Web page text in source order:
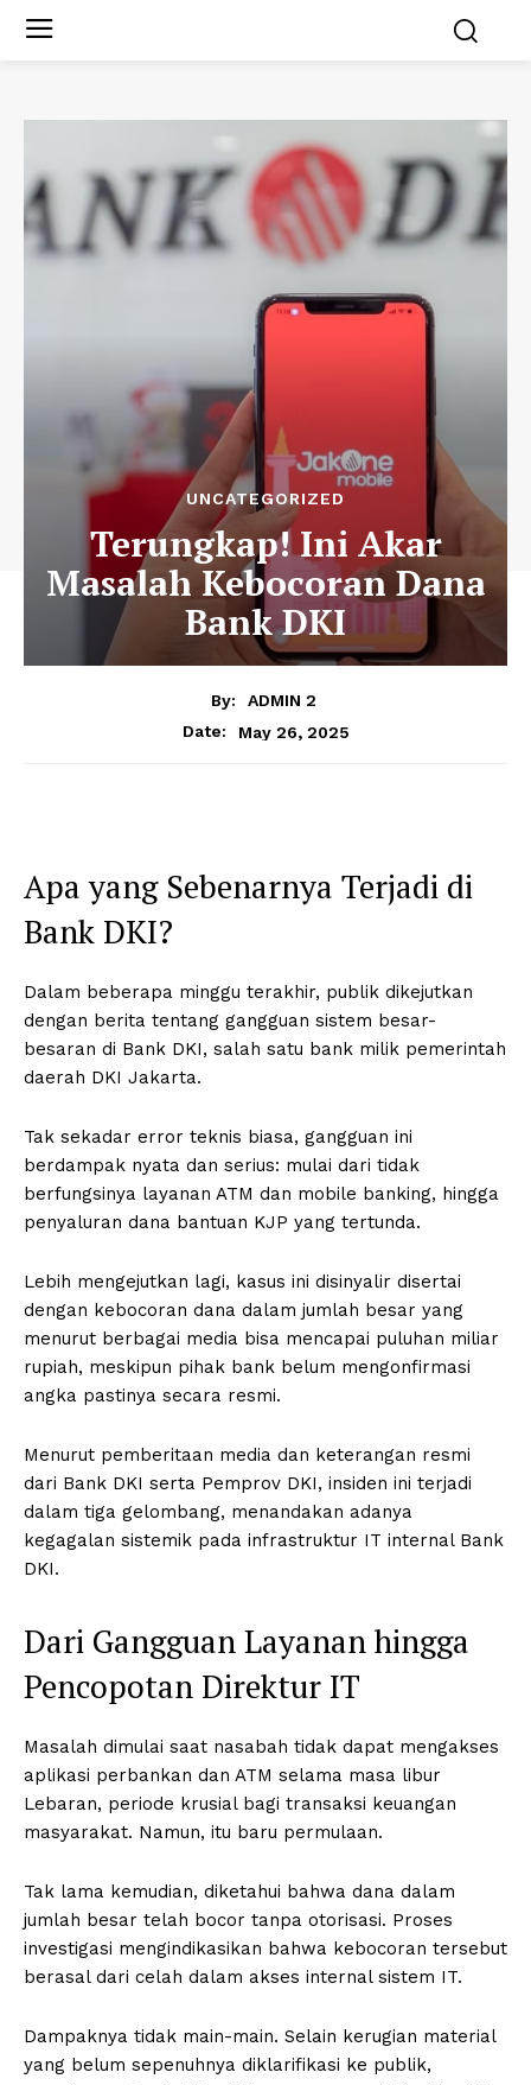
UNCATEGORIZED
Terungkap! Ini Akar
Masalah Kebocoran Dana
Bank DKI
By:
ADMIN 2
Date:
May 26, 2025
Apa yang Sebenarnya Terjadi di
Bank DKI?
Dalam beberapa minggu terakhir, publik dikejutkan
dengan berita tentang gangguan sistem besar-
besaran di Bank DKI, salah satu bank milik pemerintah
daerah DKI Jakarta.
Tak sekadar error teknis biasa, gangguan ini
berdampak nyata dan serius: mulai dari tidak
berfungsinya layanan ATM dan mobile banking, hingga
penyaluran dana bantuan KJP yang tertunda.
Lebih mengejutkan lagi, kasus ini disinyalir disertai
dengan kebocoran dana dalam jumlah besar yang
menurut berbagai media bisa mencapai puluhan miliar
rupiah, meskipun pihak bank belum mengonfirmasi
angka pastinya secara resmi.
Menurut pemberitaan media dan keterangan resmi
dari Bank DKI serta Pemprov DKI, insiden ini terjadi
dalam tiga gelombang, menandakan adanya
kegagalan sistemik pada infrastruktur IT internal Bank
DKI.
Dari Gangguan Layanan hingga
Pencopotan Direktur IT
Masalah dimulai saat nasabah tidak dapat mengakses
aplikasi perbankan dan ATM selama masa libur
Lebaran, periode krusial bagi transaksi keuangan
masyarakat. Namun, itu baru permulaan.
Tak lama kemudian, diketahui bahwa dana dalam
jumlah besar telah bocor tanpa otorisasi. Proses
investigasi mengindikasikan bahwa kebocoran tersebut
berasal dari celah dalam akses internal sistem IT.
Dampaknya tidak main-main. Selain kerugian material
yang belum sepenuhnya diklarifikasi ke publik,